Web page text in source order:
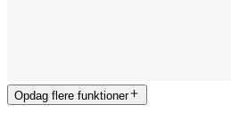
Opdag flere funktioner